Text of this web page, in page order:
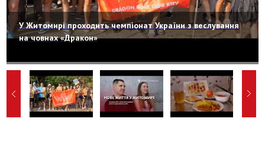
У Житомирі проходить чемпіонат України з веслування
на човнах «Дракон»